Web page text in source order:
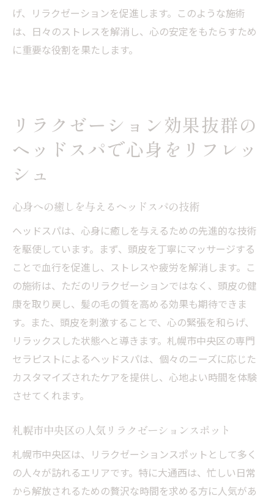
げ、リラクゼーションを促進します。このような施術
は、日々のストレスを解消し、心の安定をもたらすため
に重要な役割を果たします。
リラクゼーション効果抜群の
ヘッドスパで心身をリフレッ
シュ
心身への癒しを与えるヘッドスパの技術
ヘッドスパは、心身に癒しを与えるための先進的な技術
を駆使しています。まず、頭皮を丁寧にマッサージする
ことで血行を促進し、ストレスや疲労を解消します。こ
の施術は、ただのリラクゼーションではなく、頭皮の健
康を取り戻し、髪の毛の質を高める効果も期待できま
す。また、頭皮を刺激することで、心の緊張を和らげ、
リラックスした状態へと導きます。札幌市中央区の専門
セラピストによるヘッドスパは、個々のニーズに応じた
カスタマイズされたケアを提供し、心地よい時間を体験
させてくれます。
札幌市中央区の人気リラクゼーションスポット
札幌市中央区は、リラクゼーションスポットとして多く
の人々が訪れるエリアです。特に大通西は、忙しい日常
から解放されるための贅沢な時間を求める方に人気があ